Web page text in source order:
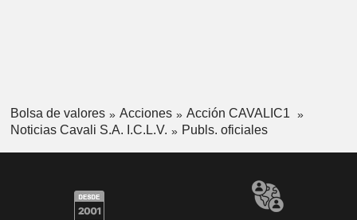
Bolsa de valores Acciones
Acción CAVALIC1
Noticias Cavali S.A. I.C.L.V.
Publs. oficiales